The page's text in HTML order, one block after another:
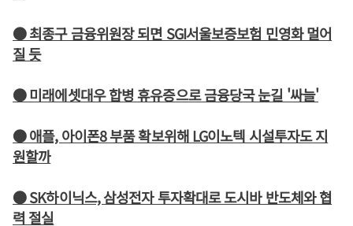
● 최종구 금융위원장 되면 SGI서울보증보험 민영화 멀어
질 듯
● 미래에셋대우 합병 휴유증으로 금융당국 눈길 '싸늘'
● 애플, 아이폰8 부품 확보위해 LG이노텍 시설투자도 지
원할까
● SK하이닉스, 삼성전자 투자확대로 도시바 반도체와 협
력 절실